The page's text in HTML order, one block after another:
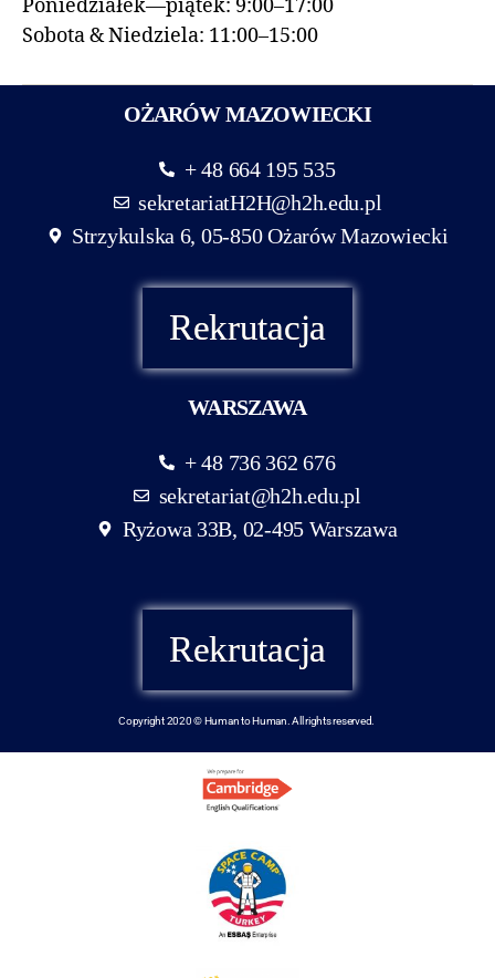
Poniedziałek—piątek: 9:00–17:00
Sobota & Niedziela: 11:00–15:00
OŻARÓW MAZOWIECKI
+ 48 664 195 535
sekretariatH2H@h2h.edu.pl
Strzykulska 6, 05-850 Ożarów Mazowiecki
Rekrutacja
WARSZAWA
+ 48 736 362 676
sekretariat@h2h.edu.pl
Ryżowa 33B, 02-495 Warszawa
Rekrutacja
Copyright 2020 © Human to Human. All rights reserved.